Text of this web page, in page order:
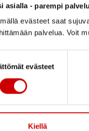
asialla - parempi
evästeet saat
palvelua. Voit
evästeet
Kiellä